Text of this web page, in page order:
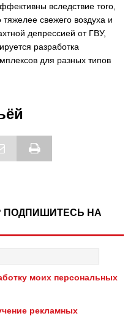
вследствие того,
свежего воздуха и
депрессией от ГВУ,
разработка
для разных типов
ПОДПИШИТЕСЬ НА
моих персональных
рекламных